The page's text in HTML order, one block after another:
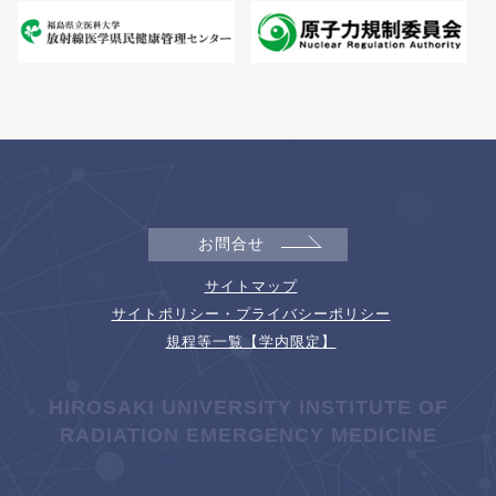
お問合せ
サイトマップ
サイトポリシー・プライバシーポリシー
規程等一覧【学内限定】
HIROSAKI UNIVERSITY INSTITUTE OF
RADIATION EMERGENCY MEDICINE